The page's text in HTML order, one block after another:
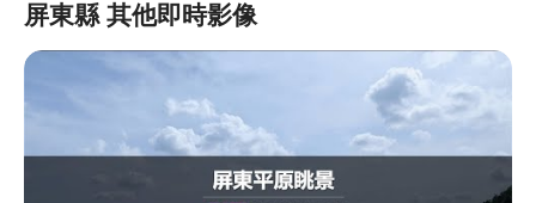
屏東縣 其他即時影像